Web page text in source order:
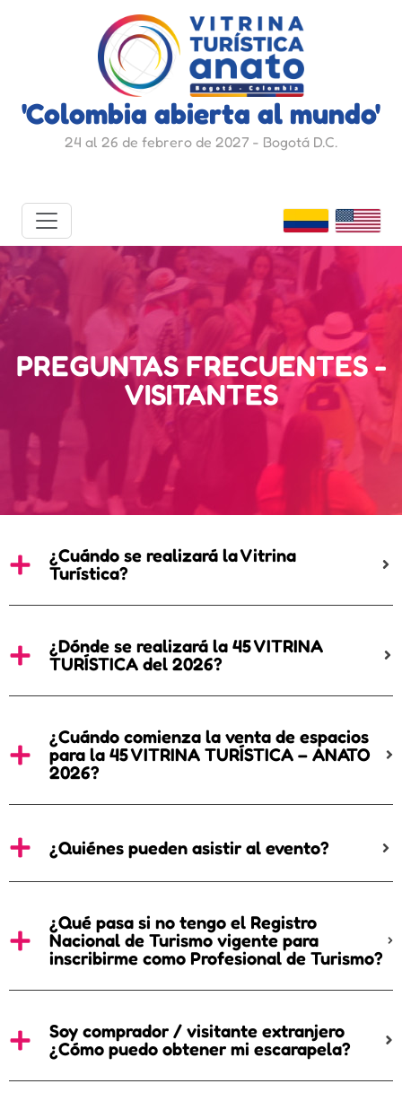
'Colombia abierta al mundo'
24 al 26 de febrero de 2027 - Bogotá D.C.
PREGUNTAS FRECUENTES -
VISITANTES
¿Cuándo se realizará la Vitrina
Turística?
¿Dónde se realizará la 45 VITRINA
TURÍSTICA del 2026?
¿Cuándo comienza la venta de espacios
para la 45 VITRINA TURÍSTICA – ANATO
2026?
¿Quiénes pueden asistir al evento?
¿Qué pasa si no tengo el Registro
Nacional de Turismo vigente para
inscribirme como Profesional de Turismo?
Soy comprador / visitante extranjero
¿Cómo puedo obtener mi escarapela?